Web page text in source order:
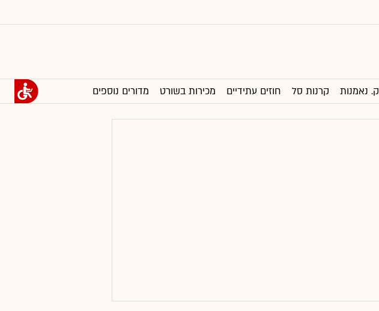
ק. נאמנות קרנות סל חוזים עתידיים מכירות בשורט מדורים נוספים